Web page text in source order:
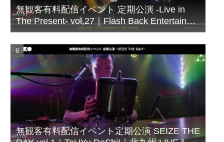
無観客有料配信イベント 定期公演 -Live in
The Present- vol,27｜Flash Back Entertainer
シズビシャス｜北九州 LIVE＆BAR
WHIPPING POST
無観客有料配信イベント定期公演 SEIZE THE